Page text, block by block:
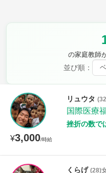
の家庭教師
並び順：
¥3,000/時給
リュウタ
国際医療
挫折の数で
くらげ (28)
教科
保健・体育
時給：¥1,000 ～ ¥10,000
授業可能日